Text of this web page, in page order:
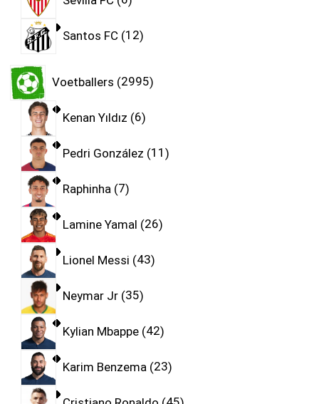
Santos FC 12
Voetballers 2995
Kenan Yıldız 6
Pedri González 11
Raphinha 7
Lamine Yamal 26
Lionel Messi 43
Neymar Jr 35
Kylian Mbappe 42
Karim Benzema 23